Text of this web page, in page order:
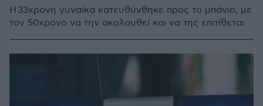
H 33χρονη γυναίκα κατευθύνθηκε προς το μπάνιο, με
τον 50χρονο να την ακολουθεί και να της επιτίθεται